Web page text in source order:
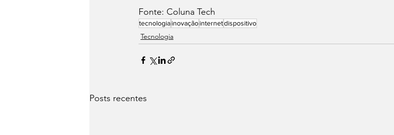
Fonte: Coluna Tech
tecnologiainovaçãointernetdispositivo
Tecnologia
Posts recentes